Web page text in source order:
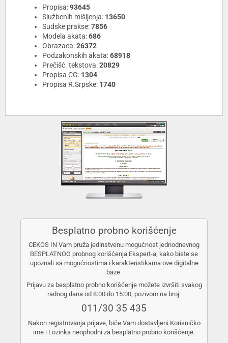
Propisa:93645
Službenih mišljenja: 13650
Sudske prakse:7856
Modela akata:686
Obrazaca:26372
Podzakonskih akata:68918
Prečišć. tekstova:20829
Propisa CG: 1304
Propisa R.Srpske: 1740
Besplatno probno korišćenje
CEKOS IN Vam pruža jedinstvenu mogućnost jednodnevnog
BESPLATNOG probnog korišćenja Ekspert-a, kako biste se
upoznali sa mogućnostima i karakteristikama ove digitalne
baze.
Prijavu za besplatno probno korišćenje možete izvršiti svakog
radnog dana od 8:00 do 15:00, pozivom na broj:
011/30 35 435
Nakon registrovanja prijave, biće Vam dostavljeni Korisničko
ime i Lozinka neophodni za besplatno probno korišćenje.